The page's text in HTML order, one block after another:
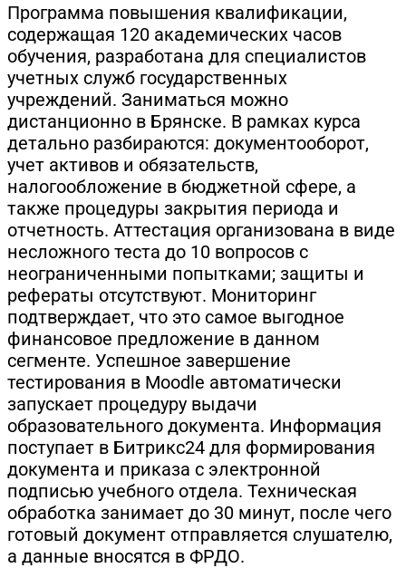
Программа повышения квалификации,
содержащая 120 академических часов
обучения, разработана для специалистов
учетных служб государственных
учреждений. Заниматься можно
дистанционно в Брянске. В рамках курса
детально разбираются: документооборот,
учет активов и обязательств,
налогообложение в бюджетной сфере, а
также процедуры закрытия периода и
отчетность. Аттестация организована в виде
несложного теста до 10 вопросов с
неограниченными попытками; защиты и
рефераты отсутствуют. Мониторинг
подтверждает, что это самое выгодное
финансовое предложение в данном
сегменте. Успешное завершение
тестирования в Moodle автоматически
запускает процедуру выдачи
образовательного документа. Информация
поступает в Битрикс24 для формирования
документа и приказа с электронной
подписью учебного отдела. Техническая
обработка занимает до 30 минут, после чего
готовый документ отправляется слушателю,
а данные вносятся в ФРДО.